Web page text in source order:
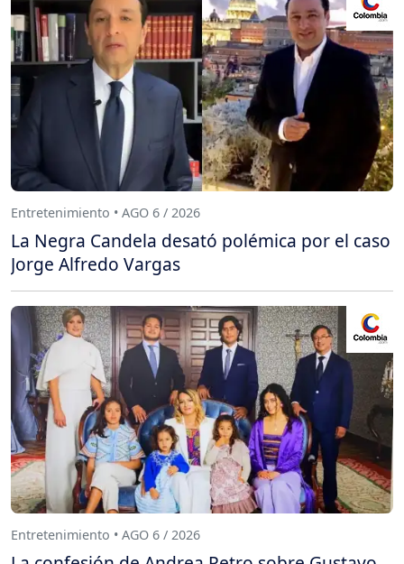
Entretenimiento • AGO 6 / 2026
La Negra Candela desató polémica por el caso
Jorge Alfredo Vargas
Entretenimiento • AGO 6 / 2026